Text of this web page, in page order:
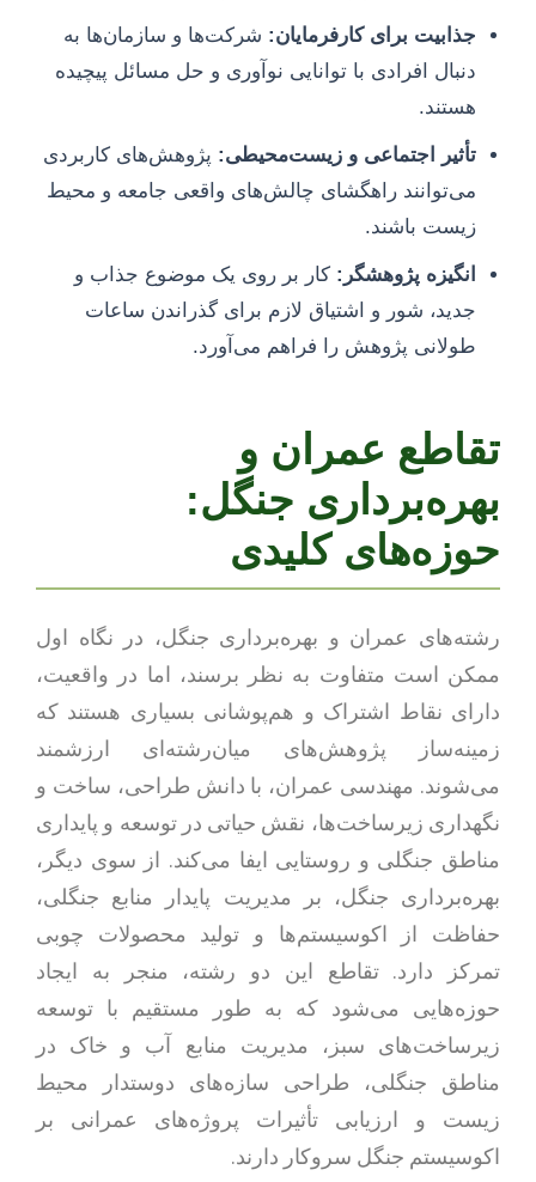
جذابیت برای کارفرمایان: شرکت‌ها و سازمان‌ها به
دنبال افرادی با توانایی نوآوری و حل مسائل پیچیده
هستند.
تأثیر اجتماعی و زیست‌محیطی: پژوهش‌های کاربردی
می‌توانند راهگشای چالش‌های واقعی جامعه و محیط
زیست باشند.
انگیزه پژوهشگر: کار بر روی یک موضوع جذاب و
جدید، شور و اشتیاق لازم برای گذراندن ساعات
طولانی پژوهش را فراهم می‌آورد.
تقاطع عمران و
بهره‌برداری جنگل:
حوزه‌های کلیدی
رشته‌های عمران و بهره‌برداری جنگل، در نگاه اول
ممکن است متفاوت به نظر برسند، اما در واقعیت،
دارای نقاط اشتراک و هم‌پوشانی بسیاری هستند که
زمینه‌ساز پژوهش‌های میان‌رشته‌ای ارزشمند
می‌شوند. مهندسی عمران، با دانش طراحی، ساخت و
نگهداری زیرساخت‌ها، نقش حیاتی در توسعه و پایداری
مناطق جنگلی و روستایی ایفا می‌کند. از سوی دیگر،
بهره‌برداری جنگل، بر مدیریت پایدار منابع جنگلی،
حفاظت از اکوسیستم‌ها و تولید محصولات چوبی
تمرکز دارد. تقاطع این دو رشته، منجر به ایجاد
حوزه‌هایی می‌شود که به طور مستقیم با توسعه
زیرساخت‌های سبز، مدیریت منابع آب و خاک در
مناطق جنگلی، طراحی سازه‌های دوستدار محیط
زیست و ارزیابی تأثیرات پروژه‌های عمرانی بر
اکوسیستم جنگل سروکار دارند.